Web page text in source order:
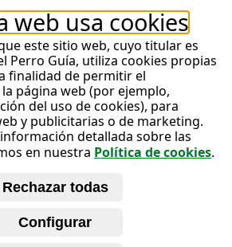
web usa cookies
este sitio web, cuyo titular es
Perro Guía, utiliza cookies propias
finalidad de permitir el
página web (por ejemplo,
del uso de cookies), para
y publicitarias o de marketing.
detallada sobre las
en nuestra Política de cookies.